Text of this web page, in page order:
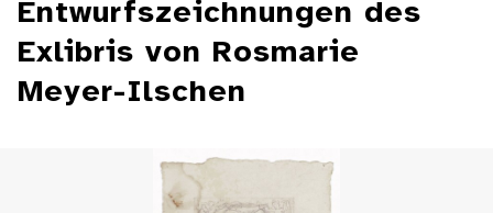
Entwurfszeichnungen des
Exlibris von Rosmarie
Meyer-Ilschen